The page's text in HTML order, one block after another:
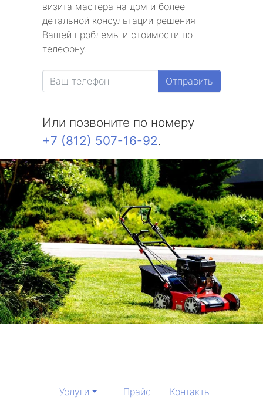
визита мастера на дом и более
детальной консультации решения
Вашей проблемы и стоимости по
телефону.
Отправить
Или позвоните по номеру
+7 (812) 507-16-92.
Услуги Прайс Контакты